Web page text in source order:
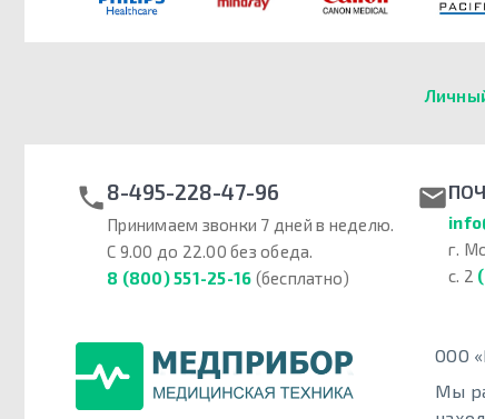
8-495-228-47-96
Принимаем звонки 7 дней в неделю.
С 9.00 до 22.00 без обеда.
8 (800) 551-25-16 (бесплатно)
г.
с. 2
ООО
Мы